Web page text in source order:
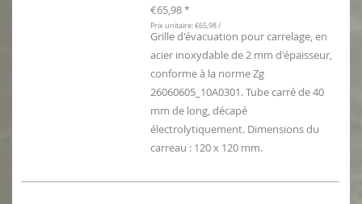
€65,98 *
Prix unitaire: €65,98 /
Grille d'évacuation pour carrelage, en
acier inoxydable de 2 mm d'épaisseur,
conforme à la norme Zg
26060605_10A0301. Tube carré de 40
mm de long, décapé
électrolytiquement. Dimensions du
carreau : 120 x 120 mm.